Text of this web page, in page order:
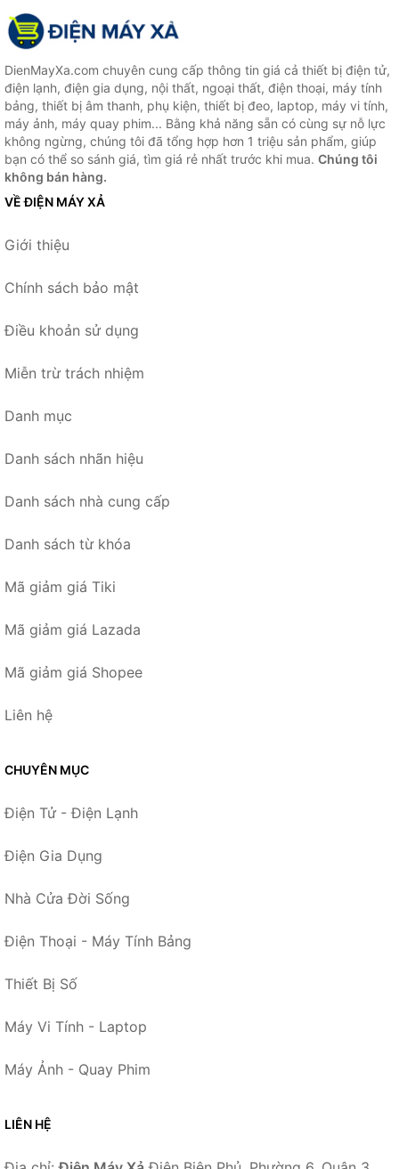
DienMayXa.com chuyên cung cấp thông tin giá cả thiết bị điện tử,
điện lạnh, điện gia dụng, nội thất, ngoại thất, điện thoại, máy tính
bảng, thiết bị âm thanh, phụ kiện, thiết bị đeo, laptop, máy vi tính,
máy ảnh, máy quay phim... Bằng khả năng sẵn có cùng sự nỗ lực
không ngừng, chúng tôi đã tổng hợp hơn 1 triệu sản phẩm, giúp
bạn có thể so sánh giá, tìm giá rẻ nhất trước khi mua. Chúng tôi
không bán hàng.
VỀ ĐIỆN MÁY XẢ
Giới thiệu
Chính sách bảo mật
Điều khoản sử dụng
Miễn trừ trách nhiệm
Danh mục
Danh sách nhãn hiệu
Danh sách nhà cung cấp
Danh sách từ khóa
Mã giảm giá Tiki
Mã giảm giá Lazada
Mã giảm giá Shopee
Liên hệ
CHUYÊN MỤC
Điện Tử - Điện Lạnh
Điện Gia Dụng
Nhà Cửa Đời Sống
Điện Thoại - Máy Tính Bảng
Thiết Bị Số
Máy Vi Tính - Laptop
Máy Ảnh - Quay Phim
LIÊN HỆ